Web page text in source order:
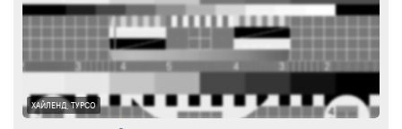
ХАЙЛЕНД, ТУРСО